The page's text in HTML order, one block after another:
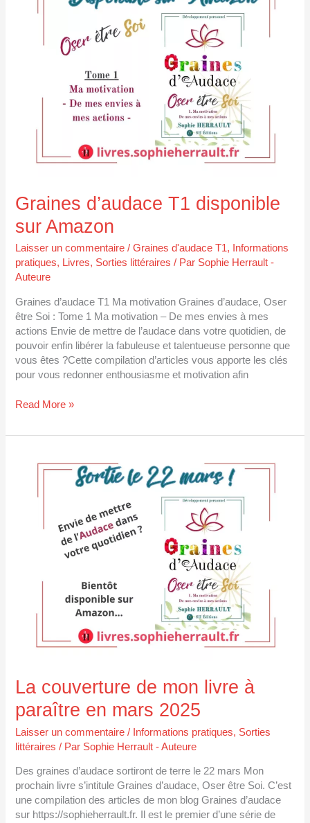
Graines d’audace T1 disponible
sur Amazon
Laisser un commentaire /Graines d'audace T1,
Informations
pratiques, Livres, Sorties littéraires / Par Sophie Herrault -
Auteure
Graines d’audace T1 Ma motivation Graines d’audace, Oser
être Soi : Tome 1 Ma motivation – De mes envies à mes
actions Envie de mettre de l’audace dans votre quotidien, de
pouvoir enfin libérer la fabuleuse et talentueuse personne que
vous êtes ?Cette compilation d’articles vous apporte les clés
pour vous redonner enthousiasme et motivation afin
disponible
Amazon
Read More »
La couverture de mon livre à
paraître en mars 2025
Laisser un commentaire / Informations pratiques, Sorties
littéraires / Par Sophie Herrault - Auteure
Des graines d’audace sortiront de terre le 22 mars Mon
prochain livre s’intitule Graines d’audace, Oser être Soi. C’est
une compilation des articles de mon blog Graines d’audace
sur https://sophieherrault.fr. Il est le premier d’une série de
couverture